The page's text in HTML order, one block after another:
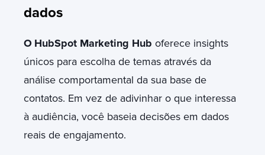
dados
O HubSpot Marketing Hub oferece insights
únicos para escolha de temas através da
análise comportamental da sua base de
contatos. Em vez de adivinhar o que interessa
à audiência, você baseia decisões em dados
reais de engajamento.